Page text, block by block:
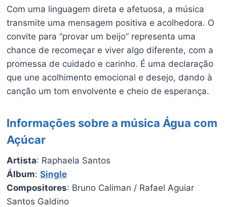
Com uma linguagem direta e afetuosa, a música
transmite uma mensagem positiva e acolhedora. O
convite para “provar um beijo” representa uma
chance de recomeçar e viver algo diferente, com a
promessa de cuidado e carinho. É uma declaração
que une acolhimento emocional e desejo, dando à
canção um tom envolvente e cheio de esperança.
Informações sobre a música Água com
Açúcar
Artista: Raphaela Santos
Álbum: Single
Compositores: Bruno Caliman / Rafael Aguiar
Santos Galdino